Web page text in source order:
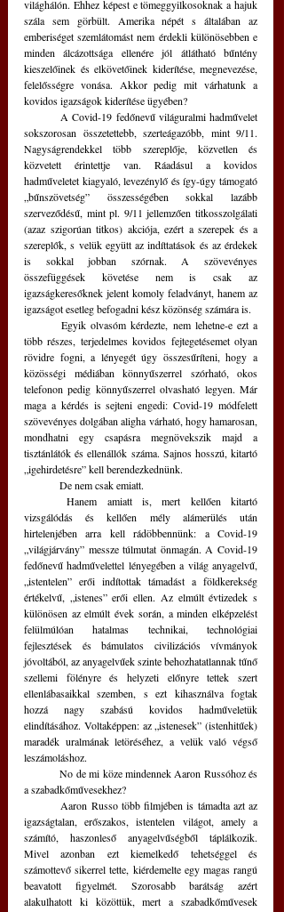
világhálón. Ehhez képest e tömeggyilkosoknak a hajuk
szála sem görbült. Amerika népét s általában az
emberiséget szemlátomást nem érdekli különösebben e
minden álcázottsága ellenére jól átlátható bűntény
kieszelőinek és elkövetőinek kiderítése, megnevezése,
felelősségre vonása. Akkor pedig mit várhatunk a
kovidos igazságok kiderítése ügyében?
	A Covid-19 fedőnevű világuralmi hadművelet
sokszorosan összetettebb, szerteágazóbb, mint 9/11.
Nagyságrendekkel több szereplője, közvetlen és
közvetett érintettje van. Ráadásul a kovidos
hadműveletet kiagyaló, levezénylő és így-úgy támogató
„bűnszövetség” összességében sokkal lazább
szerveződésű, mint pl. 9/11 jellemzően titkosszolgálati
(azaz szigorúan titkos) akciója, ezért a szerepek és a
szereplők, s velük együtt az indíttatások és az érdekek
is sokkal jobban szórnak. A szövevényes
összefüggések követése nem is csak az
igazságkeresőknek jelent komoly feladványt, hanem az
igazságot esetleg befogadni kész közönség számára is.
	Egyik olvasóm kérdezte, nem lehetne-e ezt a
több részes, terjedelmes kovidos fejtegetésemet olyan
rövidre fogni, a lényegét úgy összesűríteni, hogy a
közösségi médiában könnyűszerrel szórható, okos
telefonon pedig könnyűszerrel olvasható legyen. Már
maga a kérdés is sejteni engedi: Covid-19 módfelett
szövevényes dolgában aligha várható, hogy hamarosan,
mondhatni egy csapásra megnövekszik majd a
tisztánlátók és ellenállók száma. Sajnos hosszú, kitartó
„igehirdetésre” kell berendezkednünk.
	De nem csak emiatt.
	Hanem amiatt is, mert kellően kitartó
vizsgálódás és kellően mély alámerülés után
hirtelenjében arra kell rádöbbennünk: a Covid-19
„világjárvány” messze túlmutat önmagán. A Covid-19
fedőnevű hadművelettel lényegében a világ anyagelvű,
„istentelen” erői indítottak támadást a földkerekség
értékelvű, „istenes” erői ellen. Az elmúlt évtizedek s
különösen az elmúlt évek során, a minden elképzelést
felülmúlóan hatalmas technikai, technológiai
fejlesztések és bámulatos civilizációs vívmányok
jóvoltából, az anyagelvűek szinte behozhatatlannak tűnő
szellemi fölényre és helyzeti előnyre tettek szert
ellenlábasaikkal szemben, s ezt kihasználva fogtak
hozzá nagy szabású kovidos hadműveletük
elindításához. Voltaképpen: az „istenesek” (istenhitűek)
maradék uralmának letöréséhez, a velük való végső
leszámoláshoz.
	No de mi köze mindennek Aaron Russóhoz és
a szabadkőművesekhez?
	Aaron Russo több filmjében is támadta azt az
igazságtalan, erőszakos, istentelen világot, amely a
számító, haszonleső anyagelvűségből táplálkozik.
Mivel azonban ezt kiemelkedő tehetséggel és
számottevő sikerrel tette, kiérdemelte egy magas rangú
beavatott figyelmét. Szorosabb barátság azért
alakulhatott ki közöttük, mert a szabadkőművesek